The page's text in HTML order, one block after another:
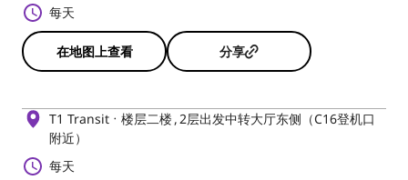
每天
在地图上查看 分享
T1 Transit 楼层二楼 2层出发中转大厅东侧（C16登机口
附近）
每天